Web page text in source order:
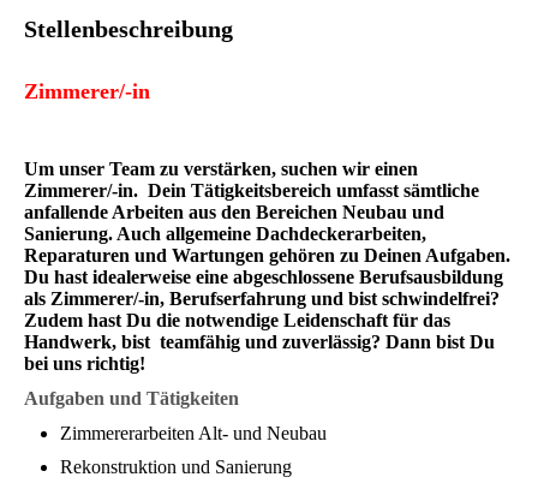
Stellenbeschreibung
Zimmerer/-in
Um unser Team zu verstärken, suchen wir einen
Zimmerer/-in. Dein Tätigkeitsbereich umfasst sämtliche
anfallende Arbeiten aus den Bereichen Neubau und
Sanierung. Auch allgemeine Dachdeckerarbeiten,
Reparaturen und Wartungen gehören zu Deinen Aufgaben.
Du hast idealerweise eine abgeschlossene Berufsausbildung
als Zimmerer/-in, Berufserfahrung und bist schwindelfrei?
Zudem hast Du die notwendige Leidenschaft für das
Handwerk, bist teamfähig und zuverlässig? Dann bist Du
bei uns richtig!
Aufgaben und Tätigkeiten
Zimmererarbeiten Alt- und Neubau
Rekonstruktion und Sanierung